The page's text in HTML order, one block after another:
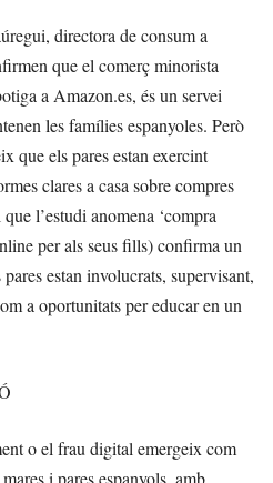
directora de consum a
que el comerç minorista
a Amazon.es, és un servei
les famílies espanyoles. Però
que els pares estan exercint
clares a casa sobre compres
l’estudi anomena ‘compra
per als seus fills) confirma un
estan involucrats, supervisant,
a oportunitats per educar en un
o el frau digital emergeix com
i pares espanyols, amb